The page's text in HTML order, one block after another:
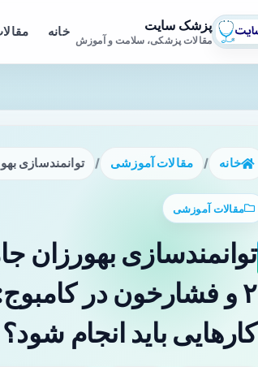
پزشک سایت
مقالات پزشکی، سلامت و آموزش
خانه
خانه / مقالات آموزشی / توانمندسازی بهورزان جامعه برای
مقالات آموزشی
توانمندسازی بهورزان
۲ و فشارخون در
کارهایی باید انجام شود؟